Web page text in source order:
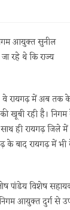
आयुक्त सुनील
रहे थे कि राज्य
वे रायगढ़ में अब तक
खूबी रही है।
ही रायगढ़ जिले में
के बाद रायगढ़ में भी
पांडेय विशेष
निगम आयुक्त दुर्ग से